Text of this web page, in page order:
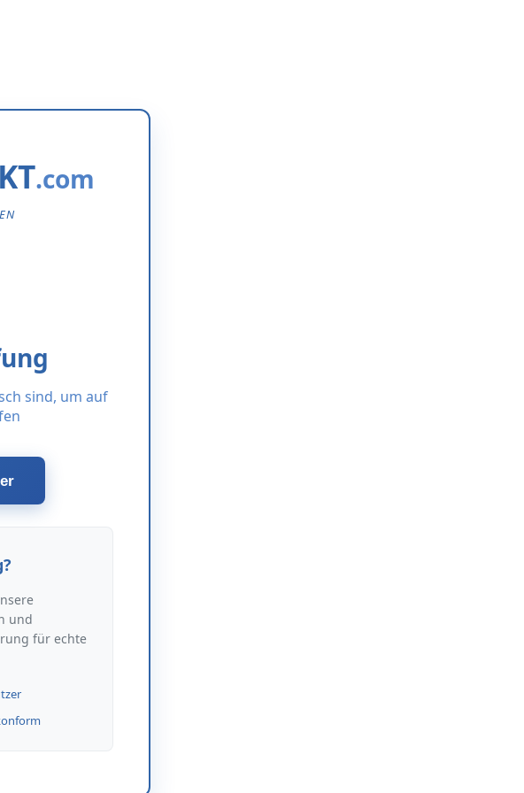
sind, um auf
und
für echte